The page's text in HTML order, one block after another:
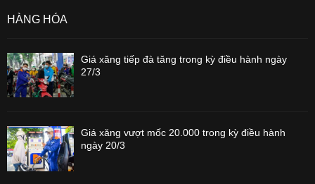
HÀNG HÓA
Giá xăng tiếp đà tăng trong kỳ điều hành ngày
27/3
Giá xăng vượt mốc 20.000 trong kỳ điều hành
ngày 20/3